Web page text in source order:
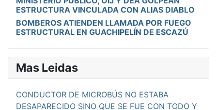
ESTRUCTURA VINCULADA CON ALIAS DIABLO
BOMBEROS ATIENDEN LLAMADA POR FUEGO
ESTRUCTURAL EN GUACHIPELÍN DE ESCAZÚ
Mas Leidas
CONDUCTOR DE MICROBÚS NO ESTABA
DESAPARECIDO SINO QUE SE FUE CON TODO Y